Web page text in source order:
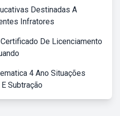
Destinadas A
Infratores
De Licenciamento
4 Ano Situações
Subtração